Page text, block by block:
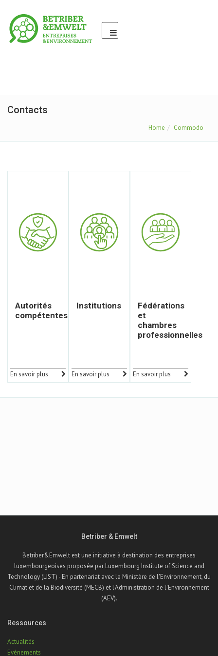
Contacts
Home Commodo
Autorités
compétentes
En savoir plus
Institutions
En savoir plus
Fédérations
et
chambres
professionnelles
En savoir plus
Betriber & Emwelt
Betriber&Emwelt est une initiative à destination des entreprises
luxembourgeoises proposée par Luxembourg Institute of Science and
Technology (LIST) - En partenariat avec le Ministère de l'Environnement, du
Climat et de la Biodiversité (MECB) et l'Administration de l'Environnement
(AEV).
Ressources
Actualités
Evénements